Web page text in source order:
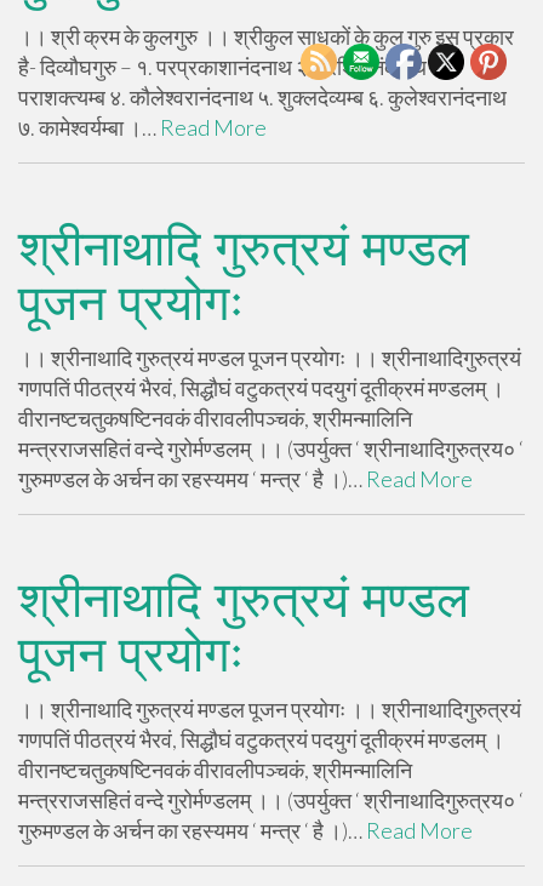
।। श्री क्रम के कुलगुरु ।। श्रीकुल साधकों के कुल गुरु इस प्रकार
है- दिव्यौघगुरु – १. परप्रकाशानंदनाथ २. परशिवानंदनाथ ३.
पराशक्त्यम्ब ४. कौलेश्वरानंदनाथ ५. शुक्लदेव्यम्ब ६. कुलेश्वरानंदनाथ
७. कामेश्वर्यम्बा ।… Read More
श्रीनाथादि गुरुत्रयं मण्डल
पूजन प्रयोगः
।। श्रीनाथादि गुरुत्रयं मण्डल पूजन प्रयोगः ।। श्रीनाथादिगुरुत्रयं
गणपतिं पीठत्रयं भैरवं, सिद्धौघं वटुकत्रयं पदयुगं दूतीक्रमं मण्डलम् ।
वीरानष्टचतुकषष्टिनवकं वीरावलीपञ्चकं, श्रीमन्मालिनि
मन्त्रराजसहितं वन्दे गुरोर्मण्डलम् ।। (उपर्युक्त ‘ श्रीनाथादिगुरुत्रय० ‘
गुरुमण्डल के अर्चन का रहस्यमय ‘ मन्त्र ‘ है ।)… Read More
श्रीनाथादि गुरुत्रयं मण्डल
पूजन प्रयोगः
।। श्रीनाथादि गुरुत्रयं मण्डल पूजन प्रयोगः ।। श्रीनाथादिगुरुत्रयं
गणपतिं पीठत्रयं भैरवं, सिद्धौघं वटुकत्रयं पदयुगं दूतीक्रमं मण्डलम् ।
वीरानष्टचतुकषष्टिनवकं वीरावलीपञ्चकं, श्रीमन्मालिनि
मन्त्रराजसहितं वन्दे गुरोर्मण्डलम् ।। (उपर्युक्त ‘ श्रीनाथादिगुरुत्रय० ‘
गुरुमण्डल के अर्चन का रहस्यमय ‘ मन्त्र ‘ है ।)… Read More